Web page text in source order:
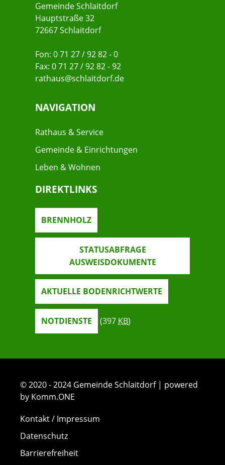
Gemeinde Schlaitdorf
Hauptstraße 32
72667 Schlaitdorf
Fon: 0 71 27 / 92 82 - 0
Fax: 0 71 27 / 92 82 - 92
rathaus@schlaitdorf.de
NAVIGATION
Rathaus & Service
Gemeinde & Einrichtungen
Leben & Wohnen
DIREKTLINKS
BRENNHOLZ
STATUSABFRAGE
AUSWEISDOKUMENTE
AKTUELLE BODENRICHTWERTE
NOTDIENSTE (397 KB)
© 2020 - 2024 Gemeinde Schlaitdorf | powered
by Komm.ONE
Kontakt / Impressum
Datenschutz
Barrierefreiheit